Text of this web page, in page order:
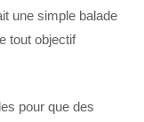
une simple balade
tout objectif
pour que des